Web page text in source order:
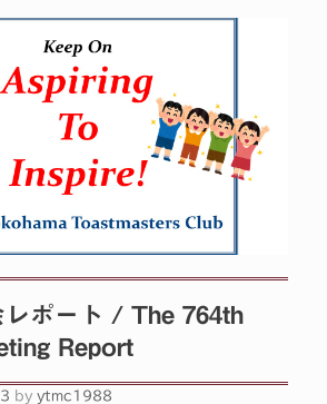
レポート / The 764th
Report
by ytmc1988